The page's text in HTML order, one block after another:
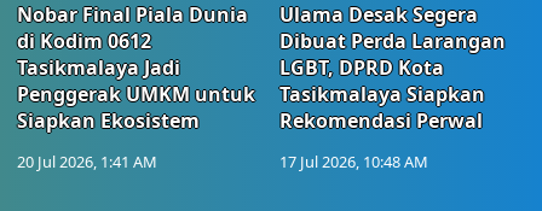
Nobar Final Piala Dunia
di Kodim 0612
Tasikmalaya Jadi
Penggerak UMKM untuk
Siapkan Ekosistem
20 Jul 2026, 1:41 AM
Ulama Desak Segera
Dibuat Perda Larangan
LGBT, DPRD Kota
Tasikmalaya Siapkan
Rekomendasi Perwal
17 Jul 2026, 10:48 AM